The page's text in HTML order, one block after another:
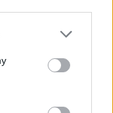
or more Google
You may click to
party tags to
in below Google
szúnyoginvázió